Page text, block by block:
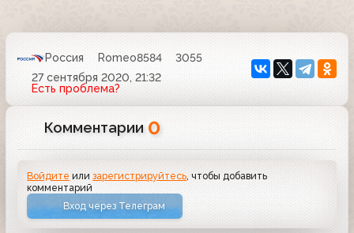
Россия Romeo8584
3055
27 сентября 2020, 21:32
Есть проблема?
Комментарии 0
Войдите илизарегистрируйтесь , чтобы добавить
комментарий
Вход через Телеграм